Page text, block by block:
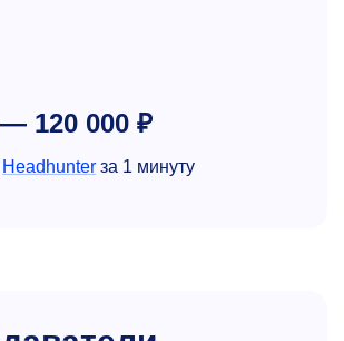
120 000 ₽
Headhunter за 1 минуту